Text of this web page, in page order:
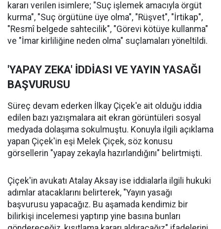
kararı verilen isimlere; "Suç işlemek amacıyla örgüt
kurma", "Suç örgütüne üye olma", "Rüşvet", "İrtikap",
"Resmî belgede sahtecilik", "Görevi kötüye kullanma"
ve "İmar kirliliğine neden olma" suçlamaları yöneltildi.
'YAPAY ZEKA' İDDİASI VE YAYIN YASAĞI
BAŞVURUSU
Süreç devam ederken İlkay Çiçek'e ait olduğu iddia
edilen bazı yazışmalara ait ekran görüntüleri sosyal
medyada dolaşıma sokulmuştu. Konuyla ilgili açıklama
yapan Çiçek'in eşi Melek Çiçek, söz konusu
görsellerin "yapay zekayla hazırlandığını" belirtmişti.
Çiçek'in avukatı Atalay Aksay ise iddialarla ilgili hukuki
adımlar atacaklarını belirterek, "Yayın yasağı
başvurusu yapacağız. Bu aşamada kendimiz bir
bilirkişi incelemesi yaptırıp yine basına bunları